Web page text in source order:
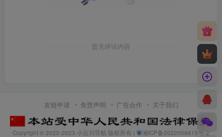
暂无评论内容
友链申请 免责声明 广告合作 关于我们
Copyright © 2020-2023 小云川导航 版权所有 |
湘ICP备2022006615号-2